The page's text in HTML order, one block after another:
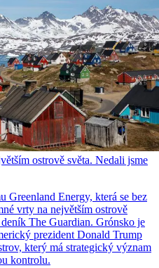
ostrově světa. Nedali jsme
Greenland Energy, která se bez
vrty na největším ostrově
The Guardian. Grónsko je
prezident Donald Trump
který má strategický význam
kontrolu.